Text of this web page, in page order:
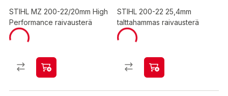
STIHL MZ 200-22/20mm High
Performance raivausterä
STIHL 200-22 25,4mm
talttahammas raivausterä